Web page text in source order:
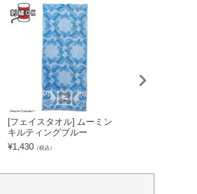
[フェイスタオル] ムーミン
キルティングブルー
¥1,430 （税込）